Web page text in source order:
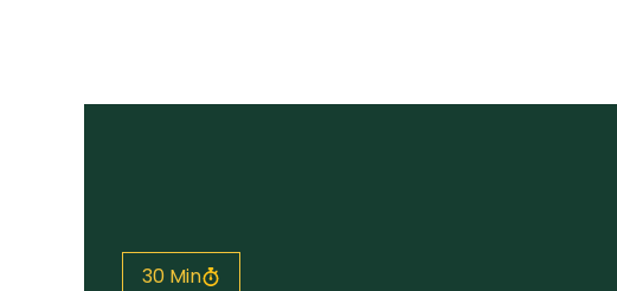
Chocolate
Todas las recetas
30 Min